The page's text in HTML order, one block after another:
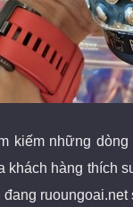
kiếm những
khách hàng thích